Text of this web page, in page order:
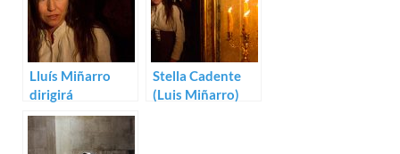
Lluís Miñarro
dirigirá
Impalpable con
Lola Dueñas
Stella Cadente
(Luis Miñarro)